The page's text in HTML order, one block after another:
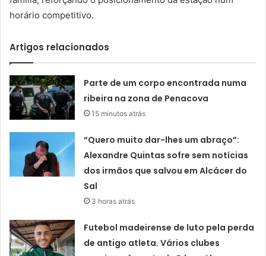
horário competitivo.
Artigos relacionados
Parte de um corpo encontrada numa
ribeira na zona de Penacova
15 minutos atrás
“Quero muito dar-lhes um abraço”:
Alexandre Quintas sofre sem notícias
dos irmãos que salvou em Alcácer do
Sal
3 horas atrás
Futebol madeirense de luto pela perda
de antigo atleta. Vários clubes